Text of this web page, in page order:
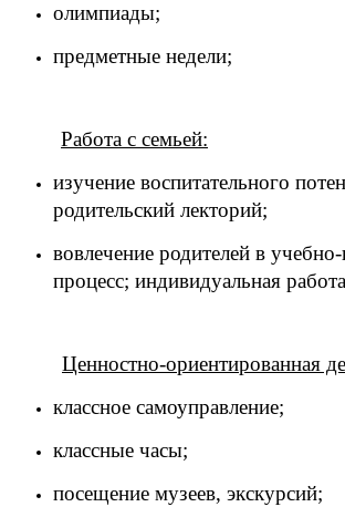
олимпиады;
предметные недели;
Работа с семьей:
изучение воспитательного
родительский лекторий;
вовлечение родителей в
процесс; индивидуальная
Ценностно-ориентированная
классное самоуправление;
классные часы;
посещение музеев, экскурсий;